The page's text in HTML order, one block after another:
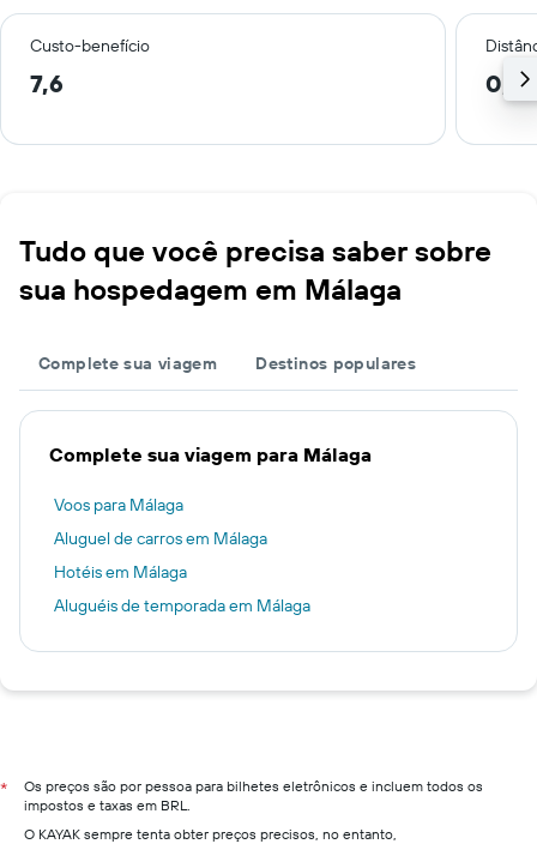
Custo-benefício
7,6 0,2
Tudo que você precisa saber sobre
sua hospedagem em Málaga
Complete sua viagem Destinos populares
Complete sua viagem para Málaga
Voos para Málaga
Aluguel de carros em Málaga
Hotéis em Málaga
Aluguéis de temporada em Málaga
*
Os preços são por pessoa para bilhetes eletrônicos e incluem todos os
impostos e taxas em BRL.
O KAYAK sempre tenta obter preços precisos, no entanto,